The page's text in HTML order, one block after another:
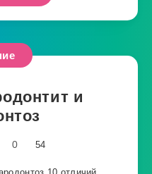
и
0 54
10 отличий